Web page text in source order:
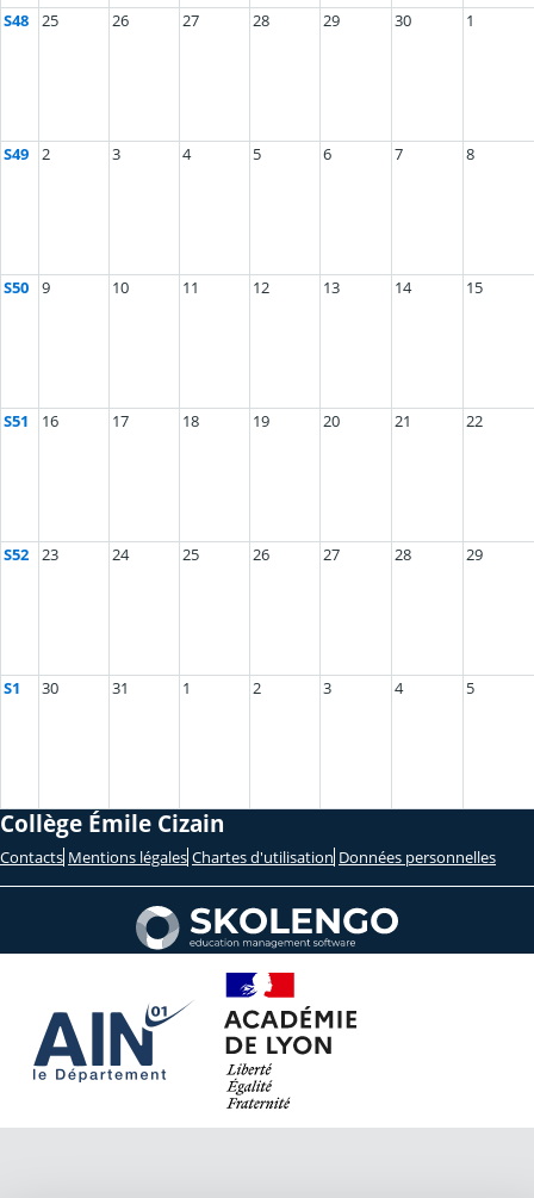
S48 25 26 27 28 29 30 1
S49 2 3 4 5 6 7 8
S50 9 10 11 12 13 14 15
S51 16 17 18 19 20 21 22
S52 23 24 25 26 27 28 29
S1 30 31 1 2 3 4 5
Collège Émile Cizain
Contacts Mentions légales Chartes d'utilisation Données personnelles